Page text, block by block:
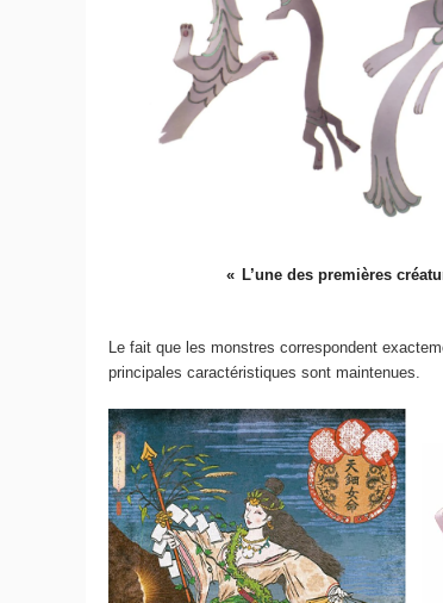
L’une des premières
Le fait que les monstres correspondent
principales caractéristiques sont maintenues.